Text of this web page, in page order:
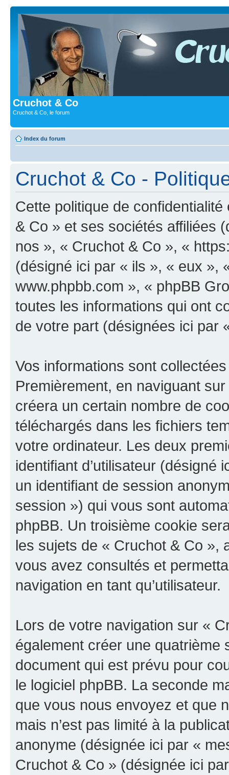
Cruchot & Co
Cruchot & Co, le forum
Index du forum
Cruchot & Co -
Cette politique de
& Co » et ses sociétés affiliées
nos », « Cruchot & Co », «
(désigné ici par « ils », « eux »,
www.phpbb.com », « phpBB
toutes les informations qui ont
de votre part (désignées ici par
Vos informations sont
Premièrement, en naviguant
créera un certain nombre de
téléchargés dans les fichiers
votre ordinateur. Les deux
identifiant d’utilisateur (désigné
un identifiant de session
session ») qui vous sont
phpBB. Un troisième cookie
les sujets de « Cruchot & Co »,
vous avez consultés et
navigation en tant qu’utilisateur.
Lors de votre navigation sur «
également créer une
document qui est prévu pour
le logiciel phpBB. La seconde
que vous nous envoyez et que
mais n’est pas limité à la
anonyme (désignée ici par «
Cruchot & Co » (désignée ici